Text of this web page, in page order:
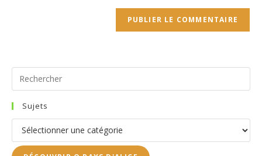
Sujets
Sujets